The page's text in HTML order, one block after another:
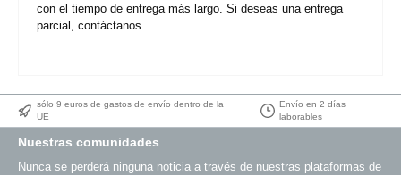
con el tiempo de entrega más largo. Si deseas una entrega
parcial, contáctanos.
sólo 9 euros de gastos de envío dentro de la
UE
Envío en 2 días
laborables
Nuestras comunidades
Nunca se perderá ninguna noticia a través de nuestras plataformas de